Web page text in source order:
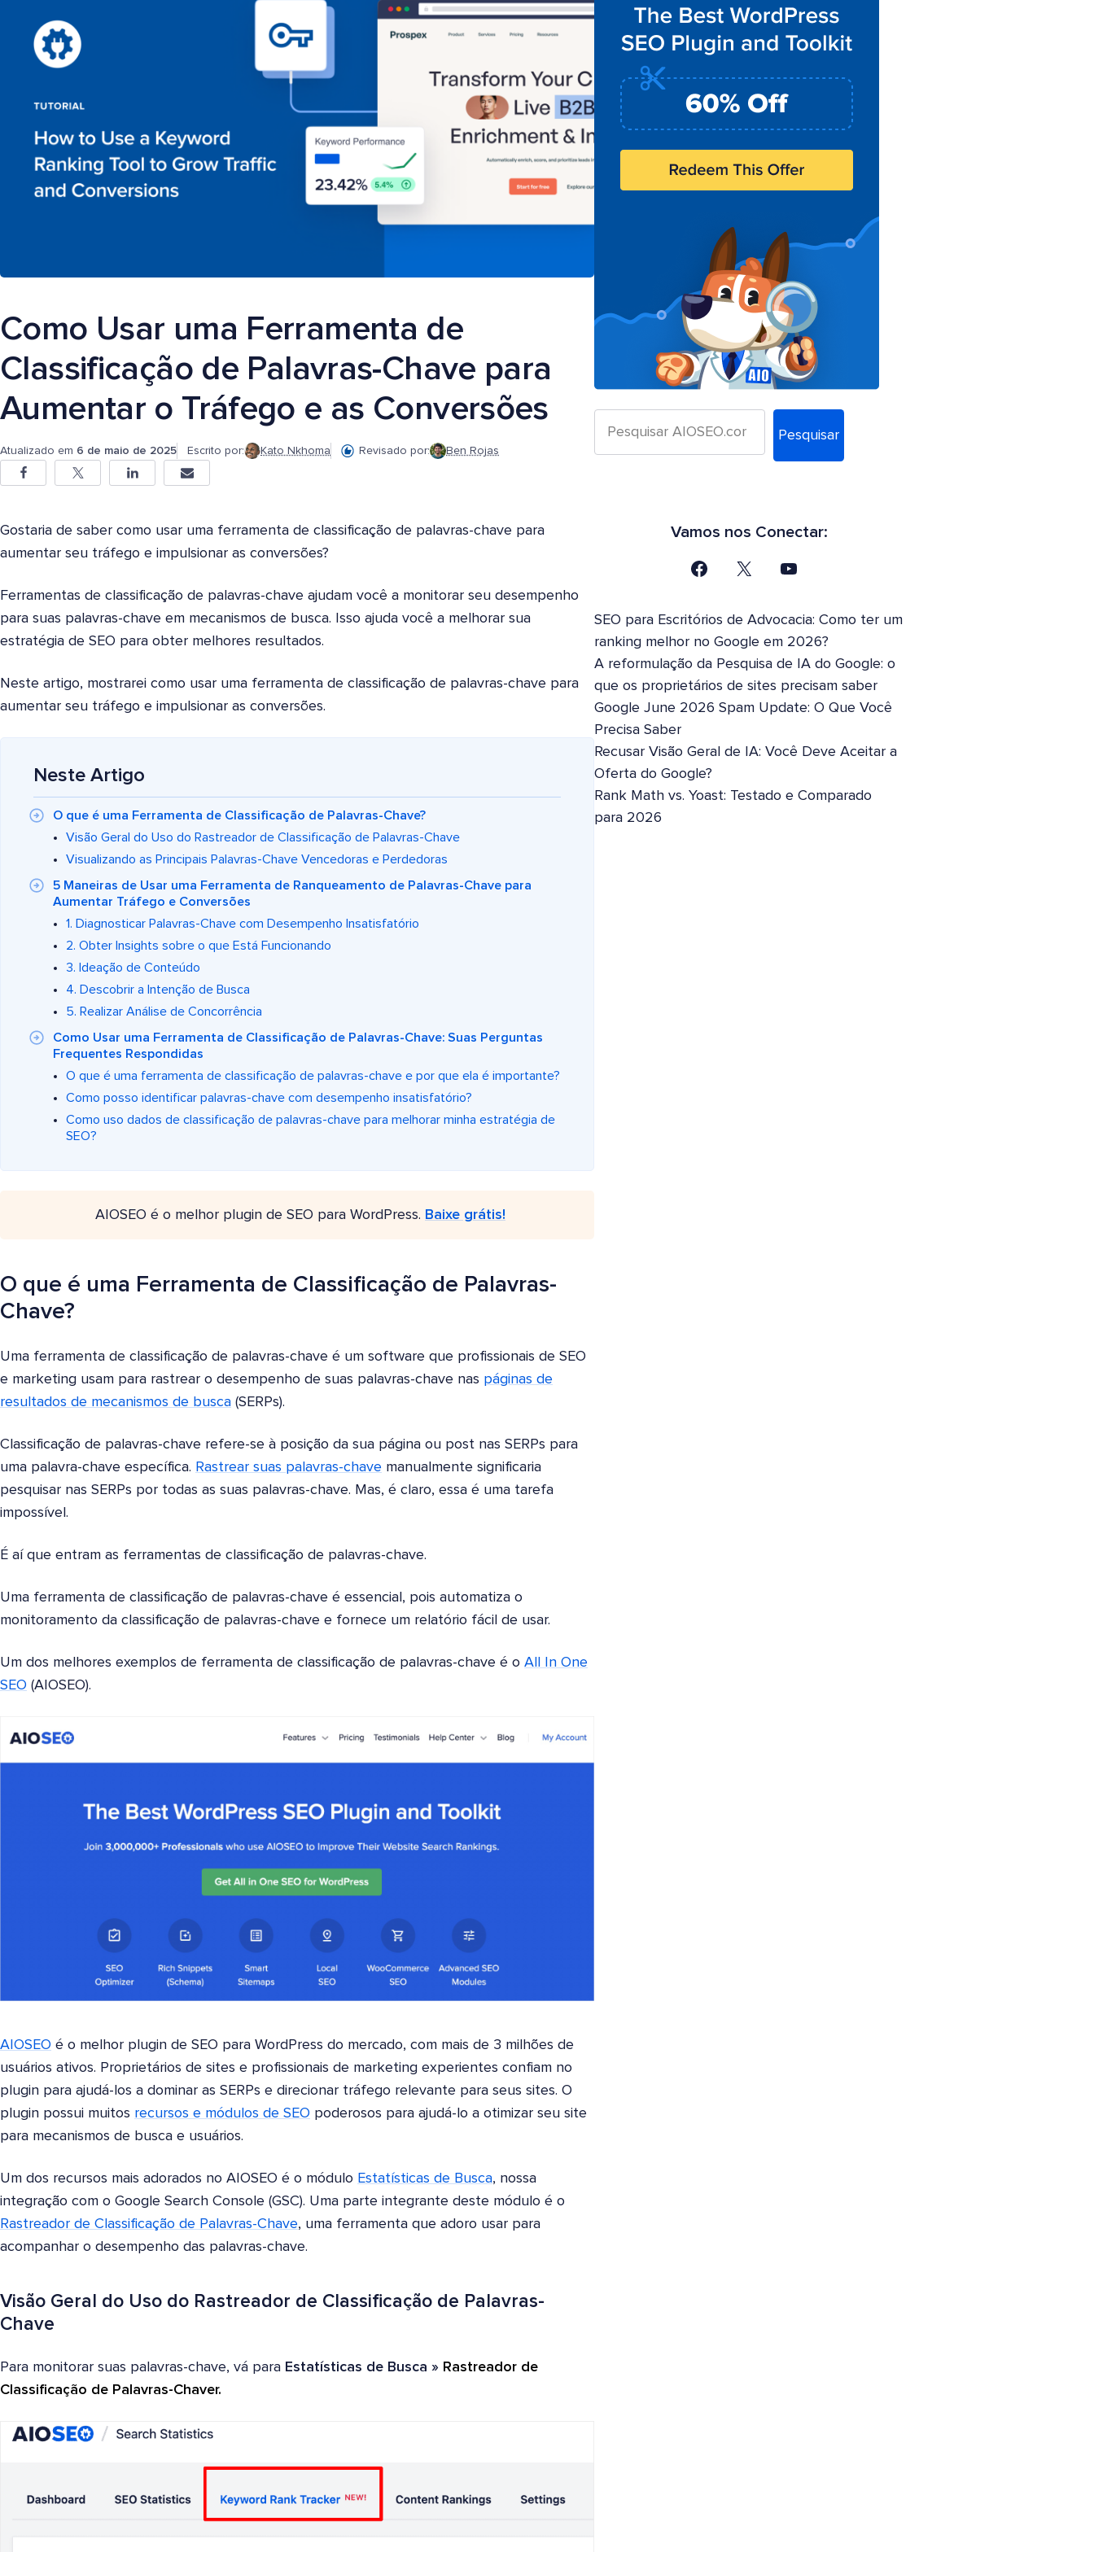
Como Usar uma Ferramenta de
Classificação de Palavras-Chave para
Aumentar o Tráfego e as Conversões
Atualizado em 6 de maio de 2025 Escrito por: Kato Nkhoma Revisado por: Ben Rojas
Gostaria de saber como usar uma ferramenta de classificação de palavras-chave para
aumentar seu tráfego e impulsionar as conversões?
Ferramentas de classificação de palavras-chave ajudam você a monitorar seu desempenho
para suas palavras-chave em mecanismos de busca. Isso ajuda você a melhorar sua
estratégia de SEO para obter melhores resultados.
Neste artigo, mostrarei como usar uma ferramenta de classificação de palavras-chave para
aumentar seu tráfego e impulsionar as conversões.
Neste Artigo
O que é uma Ferramenta de Classificação de Palavras-Chave?
Visão Geral do Uso do Rastreador de Classificação de Palavras-Chave
Visualizando as Principais Palavras-Chave Vencedoras e Perdedoras
5 Maneiras de Usar uma Ferramenta de Ranqueamento de Palavras-Chave para
Aumentar Tráfego e Conversões
1. Diagnosticar Palavras-Chave com Desempenho Insatisfatório
2. Obter Insights sobre o que Está Funcionando
3. Ideação de Conteúdo
4. Descobrir a Intenção de Busca
5. Realizar Análise de Concorrência
Como Usar uma Ferramenta de Classificação de Palavras-Chave: Suas Perguntas
Frequentes Respondidas
O que é uma ferramenta de classificação de palavras-chave e por que ela é importante?
Como posso identificar palavras-chave com desempenho insatisfatório?
Como uso dados de classificação de palavras-chave para melhorar minha estratégia de
SEO?
AIOSEO é o melhor plugin de SEO para WordPress. Baixe grátis!
O que é uma Ferramenta de Classificação de Palavras-
Chave?
Uma ferramenta de classificação de palavras-chave é um software que profissionais de SEO
e marketing usam para rastrear o desempenho de suas palavras-chave nas páginas de
resultados de mecanismos de busca (SERPs).
Classificação de palavras-chave refere-se à posição da sua página ou post nas SERPs para
uma palavra-chave específica. Rastrear suas palavras-chave manualmente significaria
pesquisar nas SERPs por todas as suas palavras-chave. Mas, é claro, essa é uma tarefa
impossível.
É aí que entram as ferramentas de classificação de palavras-chave.
Uma ferramenta de classificação de palavras-chave é essencial, pois automatiza o
monitoramento da classificação de palavras-chave e fornece um relatório fácil de usar.
Um dos melhores exemplos de ferramenta de classificação de palavras-chave é o All In One
SEO (AIOSEO).
AIOSEO é o melhor plugin de SEO para WordPress do mercado, com mais de 3 milhões de
usuários ativos. Proprietários de sites e profissionais de marketing experientes confiam no
plugin para ajudá-los a dominar as SERPs e direcionar tráfego relevante para seus sites. O
plugin possui muitos recursos e módulos de SEO poderosos para ajudá-lo a otimizar seu site
para mecanismos de busca e usuários.
Um dos recursos mais adorados no AIOSEO é o módulo Estatísticas de Busca, nossa
integração com o Google Search Console (GSC). Uma parte integrante deste módulo é o
Rastreador de Classificação de Palavras-Chave, uma ferramenta que adoro usar para
acompanhar o desempenho das palavras-chave.
Visão Geral do Uso do Rastreador de Classificação de Palavras-
Chave
Para monitorar suas palavras-chave, vá para Estatísticas de Busca » Rastreador de
Classificação de Palavras-Chaver.
Pesquisar
Vamos nos Conectar:
SEO para Escritórios de Advocacia: Como ter um
ranking melhor no Google em 2026?
A reformulação da Pesquisa de IA do Google: o
que os proprietários de sites precisam saber
Google June 2026 Spam Update: O Que Você
Precisa Saber
Recusar Visão Geral de IA: Você Deve Aceitar a
Oferta do Google?
Rank Math vs. Yoast: Testado e Comparado
para 2026